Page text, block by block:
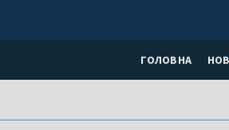
ГОЛОВНА